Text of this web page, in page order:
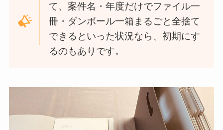
て、案件名・年度だけでファイル一
冊・ダンボール一箱まるごと全捨て
できるといった状況なら、初期にす
るのもありです。